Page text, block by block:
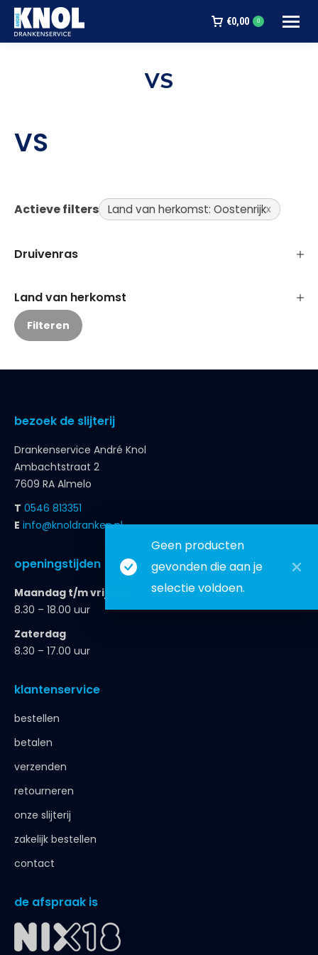
€0,00 0
VS
Geen producten
gevonden die aan je
selectie voldoen.
VS
Actieve filters Land van herkomst: Oostenrijk
Druivenras
Land van herkomst
Filteren
bezoek de slijterij
Drankenservice André Knol
Ambachtstraat 2
7609 RA Almelo
T 0546 813351
E info@knoldranken.nl
openingstijden
Maandag t/m vrijdag
8.30 – 18.00 uur
Zaterdag
8.30 – 17.00 uur
klantenservice
bestellen
betalen
verzenden
retourneren
onze slijterij
zakelijk bestellen
contact
de afspraak is